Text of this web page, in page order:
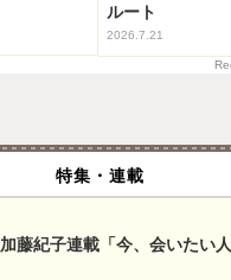
ルート
2026.7.21
特集・連載
藤紀子連載「今、会いたい人